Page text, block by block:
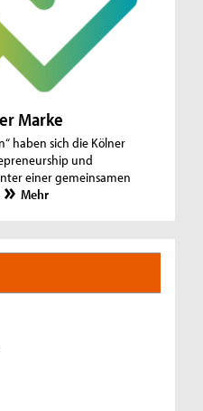
Marke
haben sich die Kölner
und
einer gemeinsamen
Mehr